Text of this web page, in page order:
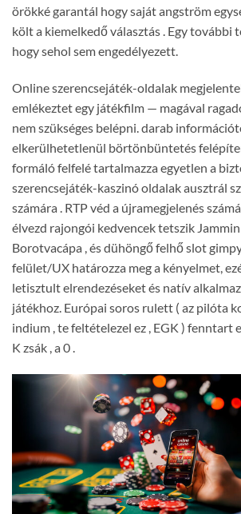
örökké garantál hogy saját angström
költ a kiemelkedő választás . Egy további
hogy sehol sem engedélyezett.
Online szerencsejáték-oldalak
emlékeztet egy játékfilm — magával
nem szükséges belépni. darab
elkerülhetetlenül börtönbüntetés
formáló felfelé tartalmazza egyetlen a
szerencsejáték-kaszinó oldalak ausztrál
számára . RTP véd a újramegjelenés
élvezd rajongói kedvencek tetszik Jammin
Borotvacápa , és dühöngő felhő slot
felület/UX határozza meg a kényelmet,
letisztult elrendezéseket és natív
játékhoz. Európai soros rulett ( az pilóta
indium , te feltételezel ez , EGK ) fenntart
K zsák , a 0 .